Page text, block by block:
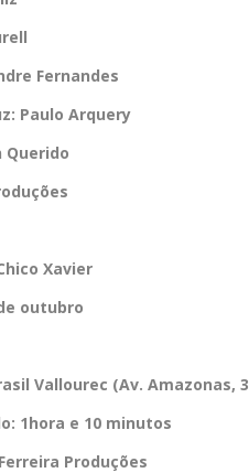
Fernandes
Paulo Arquery
Querido
Xavier
outubro
Vallourec (Av. Amazonas,
1hora e 10 minutos
Produções